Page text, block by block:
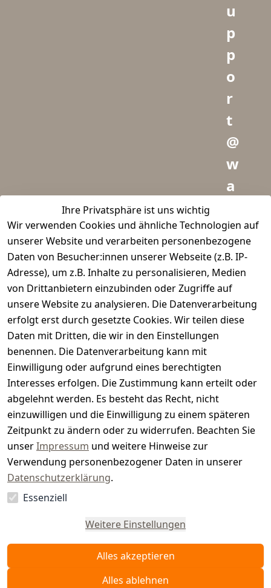
Ihre Privatsphäre ist uns wichtig
Wir verwenden Cookies und ähnliche Technologien auf
unserer Website und verarbeiten personenbezogene
Daten von Besucher:innen unserer Webseite (z.B. IP-
Adresse), um z.B. Inhalte zu personalisieren, Medien
von Drittanbietern einzubinden oder Zugriffe auf
unsere Website zu analysieren. Die Datenverarbeitung
erfolgt erst durch gesetzte Cookies. Wir teilen diese
Daten mit Dritten, die wir in den Einstellungen
benennen. Die Datenverarbeitung kann mit
Einwilligung oder aufgrund eines berechtigten
Interesses erfolgen. Die Zustimmung kann erteilt oder
abgelehnt werden. Es besteht das Recht, nicht
einzuwilligen und die Einwilligung zu einem späteren
Zeitpunkt zu ändern oder zu widerrufen. Beachten Sie
unserImpressum und weitere Hinweise zur
Verwendung personenbezogener Daten in unserer
Datenschutzerklärung.
Essenziell
Weitere Einstellungen
Alles akzeptieren
Alles ablehnen
u
p
p
o
r
t
@
w
a
d
m
e
i
s
r.
e
Vertrag
widerrufen